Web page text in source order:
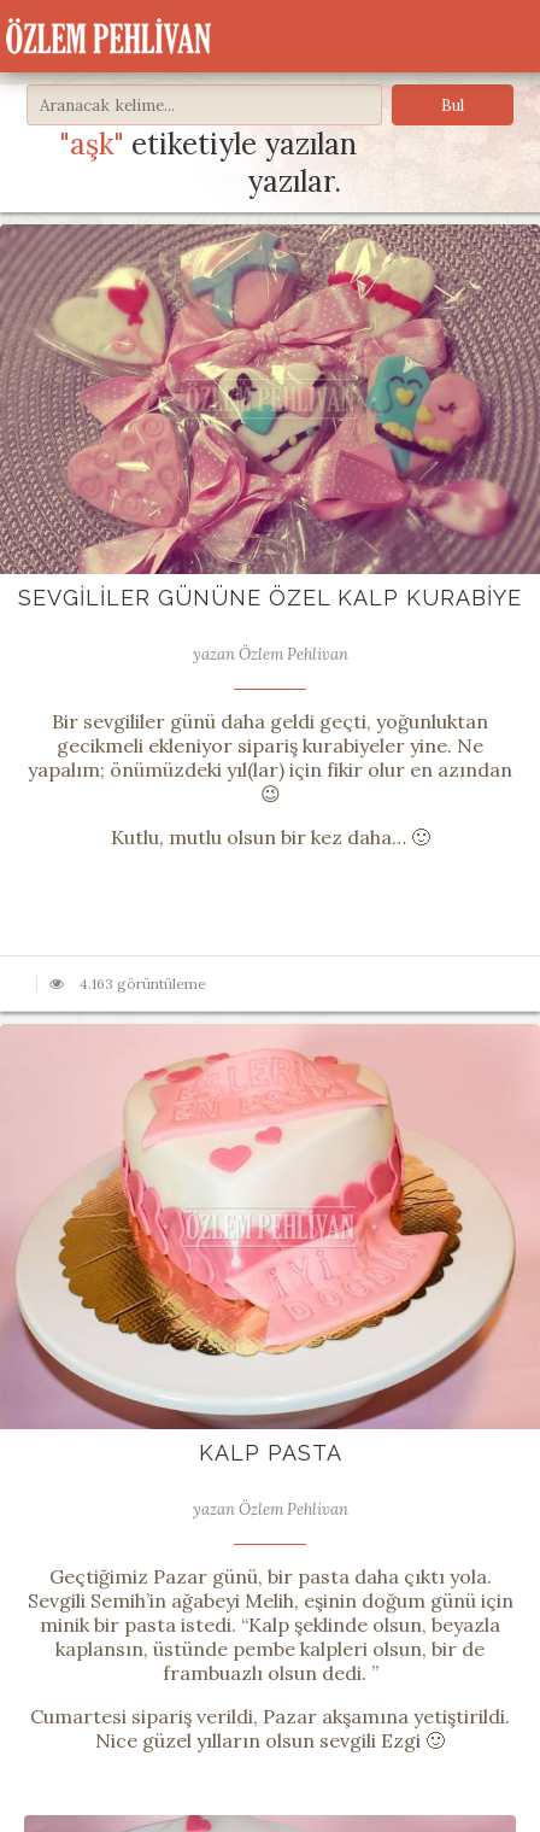
"aşk" etiketiyle yazılan
yazılar.
SEVGILILER GÜNÜNE ÖZEL KALP KURABIYE
yazan Özlem Pehlivan
Bir sevgililer günü daha geldi geçti, yoğunluktan
gecikmeli ekleniyor sipariş kurabiyeler yine. Ne
yapalım; önümüzdeki yıl(lar) için fikir olur en azından
😉
Kutlu, mutlu olsun bir kez daha… 🙂
4.163 görüntüleme
KALP PASTA
yazan Özlem Pehlivan
Geçtiğimiz Pazar günü, bir pasta daha çıktı yola.
Sevgili Semih’in ağabeyi Melih, eşinin doğum günü için
minik bir pasta istedi. “Kalp şeklinde olsun, beyazla
kaplansın, üstünde pembe kalpleri olsun, bir de
frambuazlı olsun dedi. ”
Cumartesi sipariş verildi, Pazar akşamına yetiştirildi.
Nice güzel yılların olsun sevgili Ezgi 🙂